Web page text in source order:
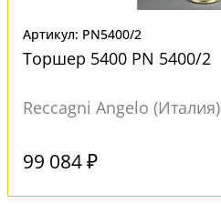
Артикул: PN5400/2
Торшер 5400 PN 5400/2
Reccagni Angelo (Италия)
99 084 ₽